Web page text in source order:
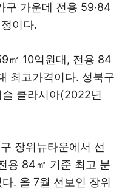
구 가운데 전용 59·84
이다.
㎡ 10억원대, 전용 84
최고가격이다. 성북구
슬 클라시아(2022년
장위뉴타운에서 선
용 84㎡ 기준 최고 분
. 올 7월 선보인 장위